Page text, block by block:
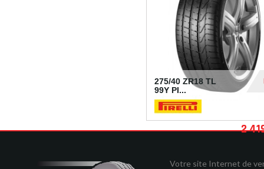
275/40 ZR18 TL
99Y PI...
2
Votre site Internet de